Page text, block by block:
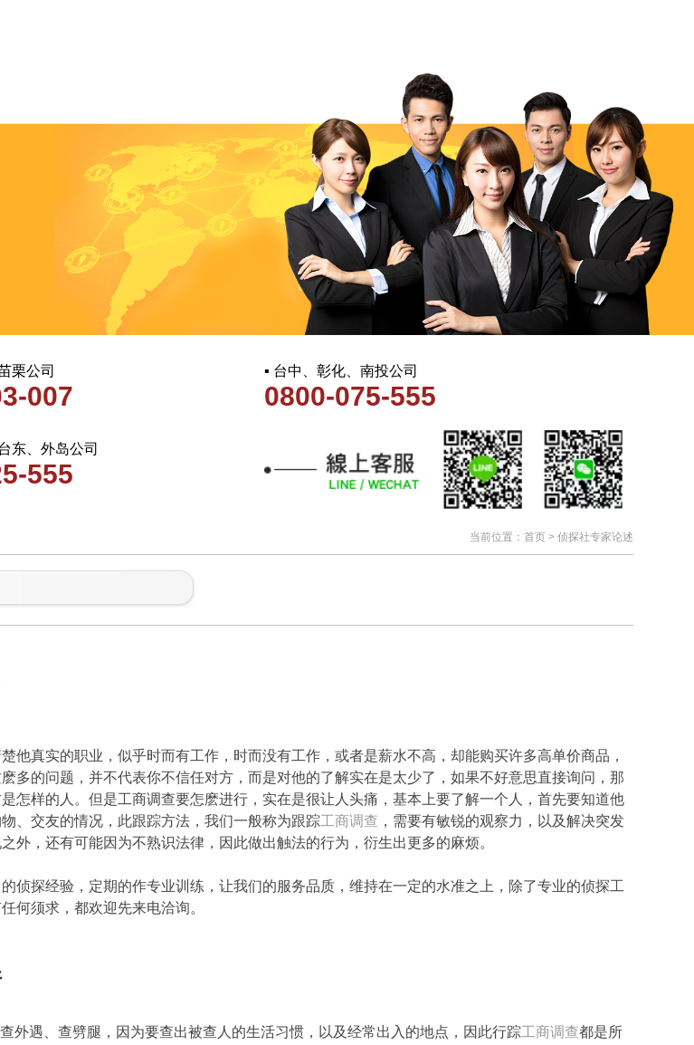
当前位置： 首页> 侦探社专家论述
栗公司
007
▪ 台中、彰化、南投公司
0800-075-555
东、外岛公司
555
真实的职业，似乎时而有工作，时而没有工作，或者是薪水不高，却能购买许多高单价商品，
多的问题，并不代表你不信任对方，而是对他的了解实在是太少了，如果不好意思直接询问，那
怎样的人。但是工商调查要怎麽进行，实在是很让人头痛，基本上要了解一个人，首先要知道他
、交友的情况，此跟踪方法，我们一般称为跟踪工商调查 ，需要有敏锐的观察力，以及解决突发
之外，还有可能因为不熟识法律，因此做出触法的行为，衍生出更多的麻烦。
的侦探经验，定期的作专业训练，让我们的服务品质，维持在一定的水准之上，除了专业的侦探工
何须求，都欢迎先来电洽询。
外遇、查劈腿，因为要查出被查人的生活习惯，以及经常出入的地点，因此行踪工商调查都是所